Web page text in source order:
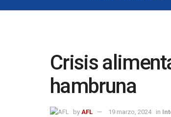
Crisis
hambruna
by AFL 19 marzo, 2024 in